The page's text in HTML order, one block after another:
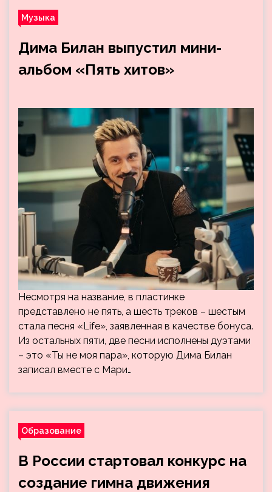
Музыка
Дима Билан выпустил мини-
альбом «Пять хитов»
Несмотря на название, в пластинке
представлено не пять, а шесть треков – шестым
стала песня «Life», заявленная в качестве бонуса.
Из остальных пяти, две песни исполнены дуэтами
– это «Ты не моя пара», которую Дима Билан
записал вместе с Мари…
Образование
В России стартовал конкурс на
создание гимна движения